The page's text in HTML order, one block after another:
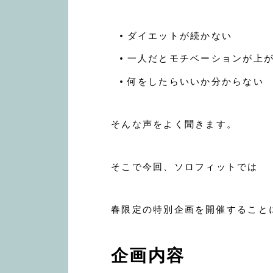
ダイエットが続かない
一人だとモチベーションが上
何をしたらいいか分からない
そんな声をよく聞きます。
そこで今回、ソロフィットでは
春限定の特別企画を開催すること
企画内容